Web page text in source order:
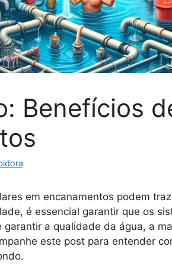
Benefícios
em encanamentos podem
é essencial garantir que os
a qualidade da água, a
este post para entender